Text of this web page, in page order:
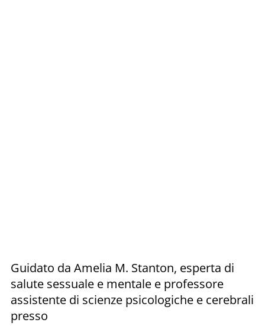
Guidato da Amelia M. Stanton, esperta di
salute sessuale e mentale e professore
assistente di scienze psicologiche e cerebrali
presso